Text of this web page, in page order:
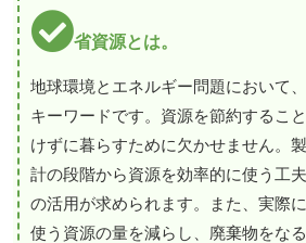
省資源とは。
地球環境とエネルギー問題において
キーワードです。資源を節約するこ
けずに暮らすために欠かせません。
計の段階から資源を効率的に使う工
の活用が求められます。また、実際
使う資源の量を減らし、廃棄物をな